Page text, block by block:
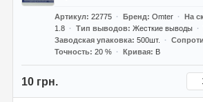
Артикул 22775 Бренд Omter На
1.8
Тип выводов Жесткие выводы
Заводская упаковка 500шт.
Точность 20 % Кривая B
10 грн.